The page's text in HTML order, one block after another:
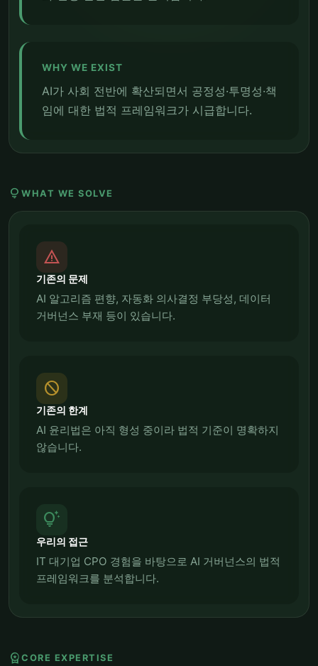
WHY WE EXIST
AI가 사회 전반에 확산되면서 공정성·투명성·책
임에 대한 법적 프레임워크가 시급합니다.
lightbulb WHAT WE SOLVE
report_problem
기존의 문제
AI 알고리즘 편향, 자동화 의사결정 부당성, 데이터
거버넌스 부재 등이 있습니다.
block
기존의 한계
AI 윤리법은 아직 형성 중이라 법적 기준이 명확하지
않습니다.
tips_and_updates
우리의 접근
IT 대기업 CPO 경험을 바탕으로 AI 거버넌스의 법적
프레임워크를 분석합니다.
workspace_premium CORE EXPERTISE